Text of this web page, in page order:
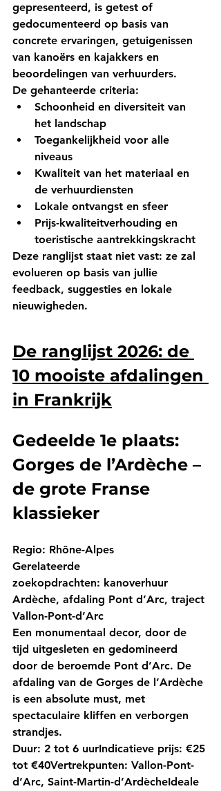
gepresenteerd, is getest of
gedocumenteerd op basis van
concrete ervaringen, getuigenissen
van kanoërs en kajakkers en
beoordelingen van verhuurders.
De gehanteerde criteria:
Schoonheid en diversiteit van
het landschap
Toegankelijkheid voor alle
niveaus
Kwaliteit van het materiaal en
de verhuurdiensten
Lokale ontvangst en sfeer
Prijs-kwaliteitverhouding en
toeristische aantrekkingskracht
Deze ranglijst staat niet vast: ze zal
evolueren op basis van jullie
feedback, suggesties en lokale
nieuwigheden.
De ranglijst 2026: de
10 mooiste afdalingen
in Frankrijk
Gedeelde 1e plaats:
Gorges de l’Ardèche –
de grote Franse
klassieker
Regio: Rhône-Alpes
Gerelateerde
zoekopdrachten: kanoverhuur
Ardèche, afdaling Pont d’Arc, traject
Vallon-Pont-d’Arc
Een monumentaal decor, door de
tijd uitgesleten en gedomineerd
door de beroemde Pont d’Arc. De
afdaling van de Gorges de l’Ardèche
is een absolute must, met
spectaculaire kliffen en verborgen
strandjes.
Duur: 2 tot 6 uurIndicatieve prijs: €25
tot €40Vertrekpunten: Vallon-Pont-
d’Arc, Saint-Martin-d’ArdècheIdeale